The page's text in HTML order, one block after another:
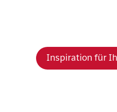
Inspiration für